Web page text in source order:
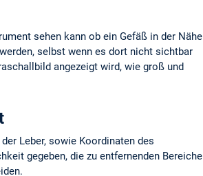
sehen kann ob ein Gefäß in der Nähe
selbst wenn es dort nicht sichtbar
angezeigt wird, wie groß und
Leber, sowie Koordinaten des
gegeben, die zu entfernenden Bereiche